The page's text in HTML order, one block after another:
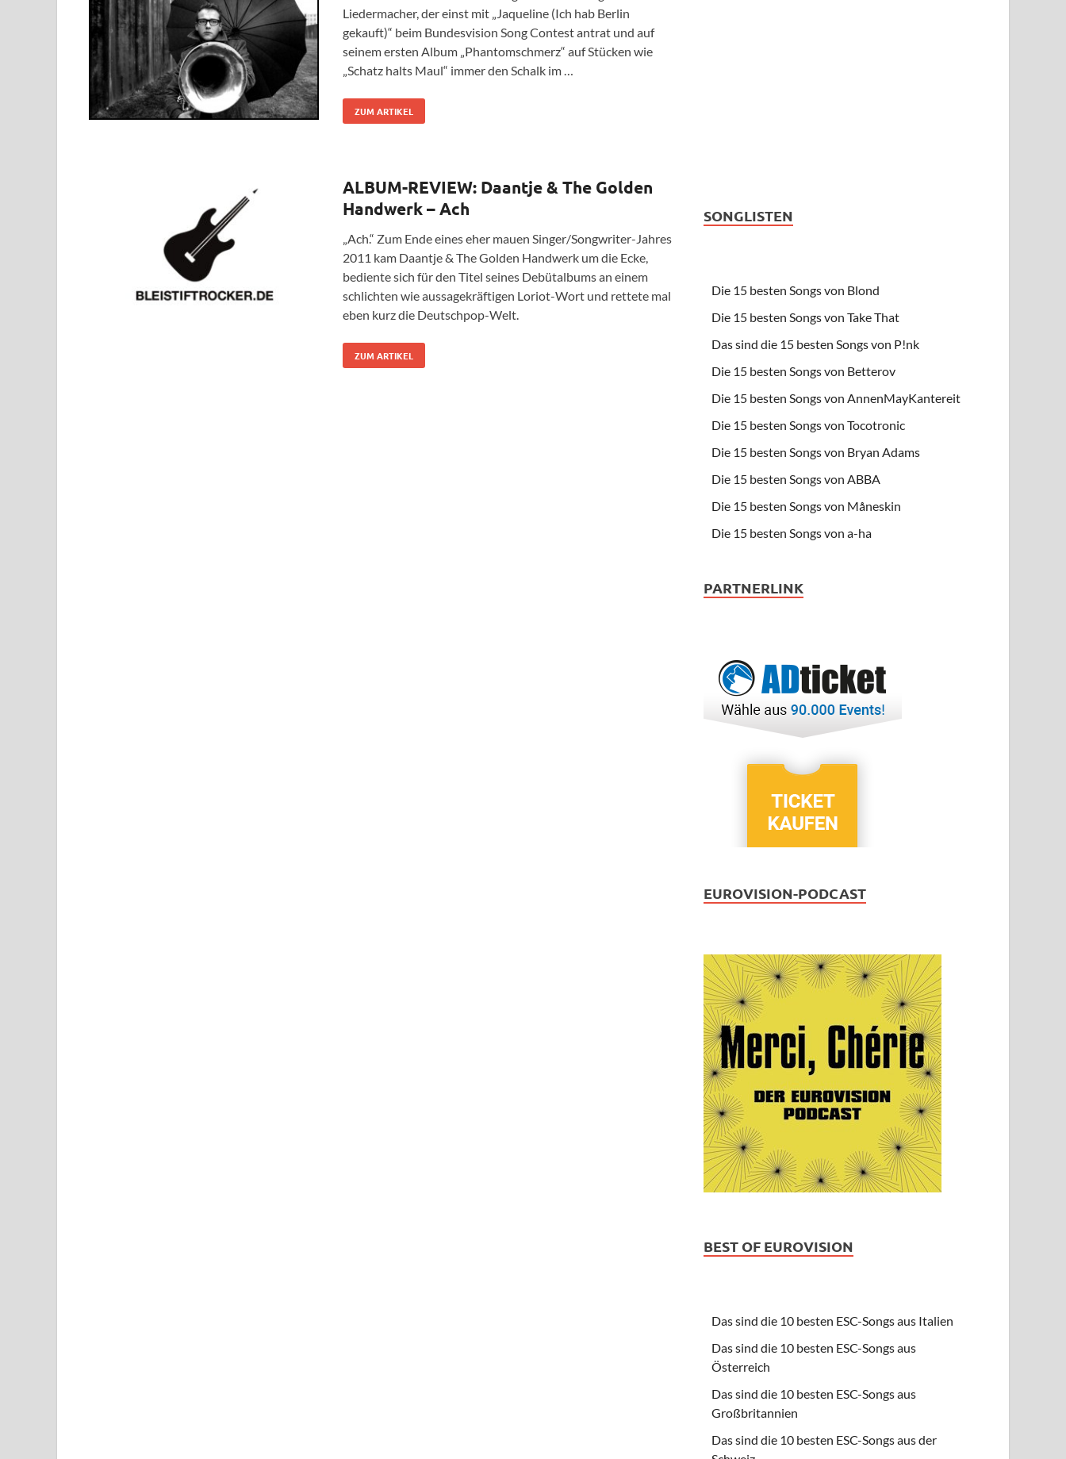
Liedermacher, der einst mit „Jaqueline (Ich hab Berlin
gekauft)“ beim Bundesvision Song Contest antrat und auf
seinem ersten Album „Phantomschmerz“ auf Stücken wie
„Schatz halts Maul“ immer den Schalk im …
ZUM ARTIKEL
ALBUM-REVIEW: Daantje & The Golden
Handwerk – Ach
„Ach.“ Zum Ende eines eher mauen Singer/Songwriter-Jahres
2011 kam Daantje & The Golden Handwerk um die Ecke,
bediente sich für den Titel seines Debütalbums an einem
schlichten wie aussagekräftigen Loriot-Wort und rettete mal
eben kurz die Deutschpop-Welt.
ZUM ARTIKEL
SONGLISTEN
Die 15 besten Songs von Blond
Die 15 besten Songs von Take That
Das sind die 15 besten Songs von P!nk
Die 15 besten Songs von Betterov
Die 15 besten Songs von AnnenMayKantereit
Die 15 besten Songs von Tocotronic
Die 15 besten Songs von Bryan Adams
Die 15 besten Songs von ABBA
Die 15 besten Songs von Måneskin
Die 15 besten Songs von a-ha
PARTNERLINK
EUROVISION-PODCAST
BEST OF EUROVISION
Das sind die 10 besten ESC-Songs aus Italien
Das sind die 10 besten ESC-Songs aus
Österreich
Das sind die 10 besten ESC-Songs aus
Großbritannien
Das sind die 10 besten ESC-Songs aus der